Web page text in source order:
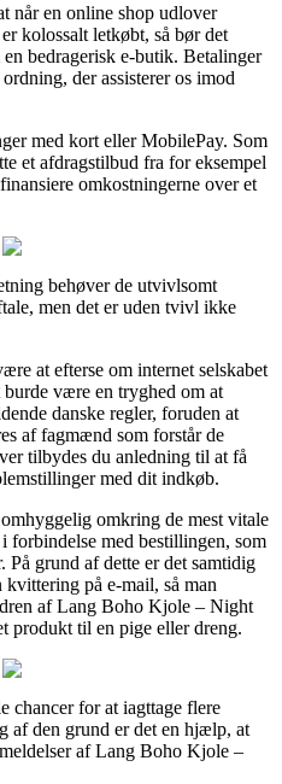
når en online shop udlover
kolossalt letkøbt, så bør det
bedragerisk e-butik. Betalinger
der assisterer os imod
med kort eller MobilePay. Som
et afdragstilbud fra for eksempel
omkostningerne over et
behøver de utvivlsomt
men det er uden tvivl ikke
at efterse om internet selskabet
være en tryghed om at
danske regler, foruden at
af fagmænd som forstår de
tilbydes du anledning til at få
med dit indkøb.
omkring de mest vitale
forbindelse med bestillingen, som
grund af dette er det samtidig
på e-mail, så man
af Lang Boho Kjole – Night
produkt til en pige eller dreng.
chancer for at iagttage flere
af den grund er det en hjælp, at
af Lang Boho Kjole –